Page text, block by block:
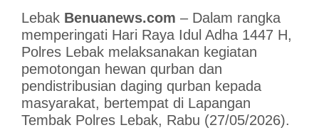
Lebak Benuanews.com – Dalam rangka
memperingati Hari Raya Idul Adha 1447 H,
Polres Lebak melaksanakan kegiatan
pemotongan hewan qurban dan
pendistribusian daging qurban kepada
masyarakat, bertempat di Lapangan
Tembak Polres Lebak, Rabu (27/05/2026).